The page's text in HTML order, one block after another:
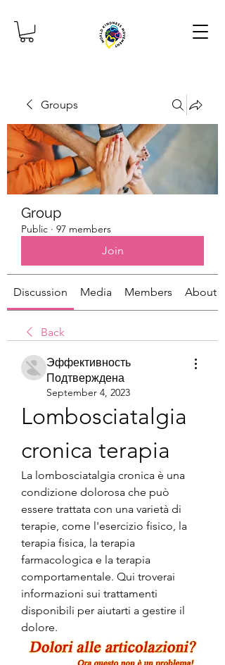
Groups
Group
Public · 97 members
Join
Discussion Media Members About
Back
Эффективность
Подтверждена
September 4, 2023
Lombosciatalgia
cronica terapia
La lombosciatalgia cronica è una
condizione dolorosa che può
essere trattata con una varietà di
terapie, come l'esercizio fisico, la
terapia fisica, la terapia
farmacologica e la terapia
comportamentale. Qui troverai
informazioni sui trattamenti
disponibili per aiutarti a gestire il
dolore.